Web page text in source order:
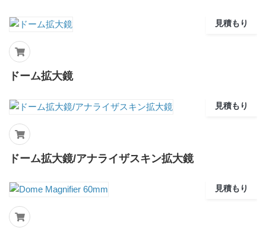
見積もり
ドーム拡大鏡
見積もり
ドーム拡大鏡/アナライザスキン拡大鏡
見積もり